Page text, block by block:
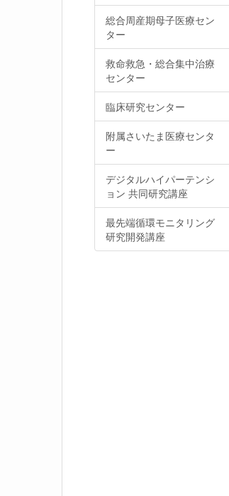
総合周産期母子医療セン
ター
救命救急・総合集中治療
センター
臨床研究センター
附属さいたま医療センタ
ー
デジタルハイパーテンシ
ョン 共同研究講座
最先端循環モニタリング
研究開発講座